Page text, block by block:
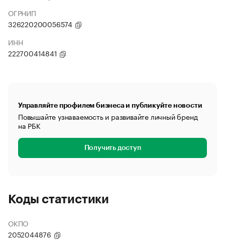
ОГРНИП
326220200056574
ИНН
222700414841
Управляйте профилем бизнеса и публикуйте новости
Повышайте узнаваемость и развивайте личный бренд
на РБК
Получить доступ
Коды статистики
ОКПО
2052044876